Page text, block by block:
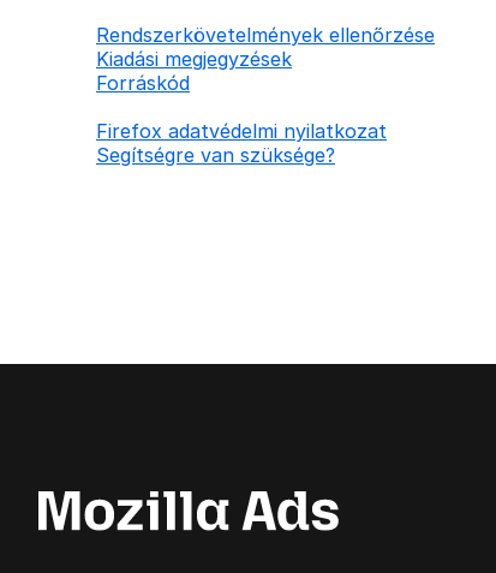
Rendszerkövetelmények ellenőrzése
Kiadási megjegyzések
Forráskód
Firefox adatvédelmi nyilatkozat
Segítségre van szüksége?